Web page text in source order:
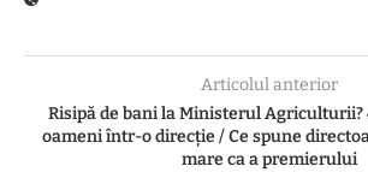
Articolul anterior
Risipă de bani la Ministerul Agriculturii?
oameni într-o direcție / Ce spune
mare ca a premierului